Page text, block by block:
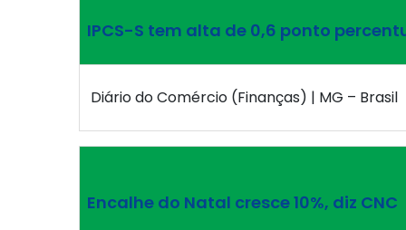
IPCS-S tem alta de 0,6 ponto
Diário do Comércio (Finanças) | MG – Brasil
Encalhe do Natal cresce 10%, diz CNC